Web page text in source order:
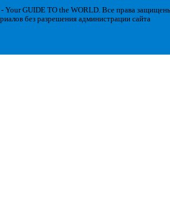
Your GUIDE TO the WORLD. Все права
без разрешения администрации сайта